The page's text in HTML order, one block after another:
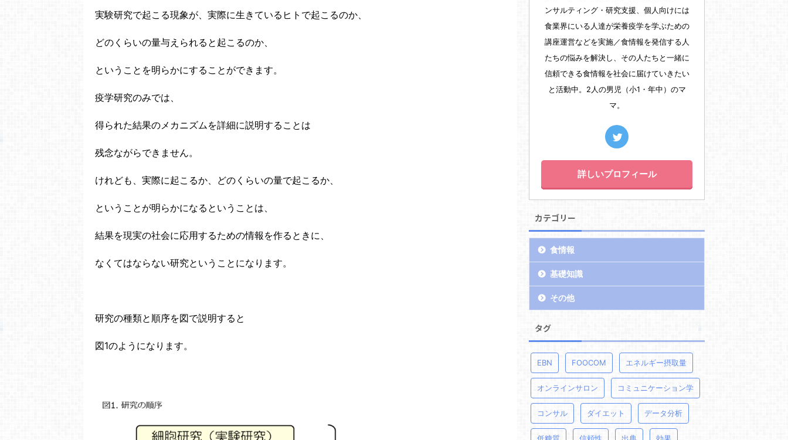
実験研究で起こる現象が、実際に生きているヒトで起こるのか、
どのくらいの量与えられると起こるのか、
ということを明らかにすることができます。
疫学研究のみでは、
得られた結果のメカニズムを詳細に説明することは
残念ながらできません。
けれども、実際に起こるか、どのくらいの量で起こるか、
ということが明らかになるということは、
結果を現実の社会に応用するための情報を作るときに、
なくてはならない研究ということになります。
研究の種類と順序を図で説明すると
図1のようになります。
ンサルティング・研究支援、個人向けには
食業界にいる人達が栄養疫学を学ぶための
講座運営などを実施／食情報を発信する人
たちの悩みを解決し、その人たちと一緒に
信頼できる食情報を社会に届けていきたい
と活動中。2人の男児（小1・年中）のマ
マ。
詳しいプロフィール
カテゴリー
食情報
基礎知識
その他
タグ
EBN FOOCOM エネルギー摂取量
オンラインサロン コミュニケーション学
コンサル ダイエット データ分析